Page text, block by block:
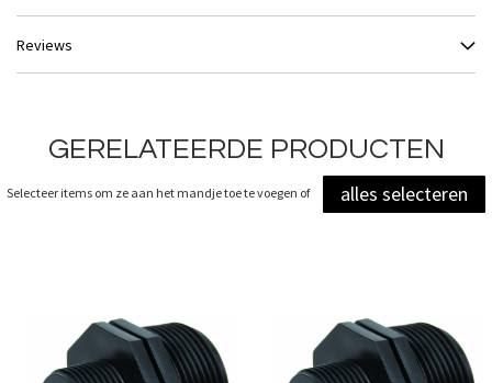
Reviews
GERELATEERDE PRODUCTEN
Selecteer items om ze aan het mandje toe te voegen of alles selecteren